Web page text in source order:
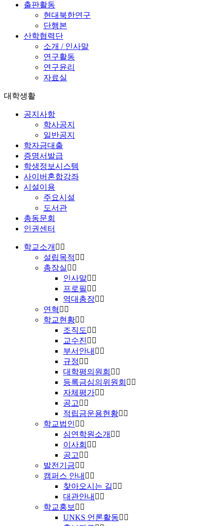
출판활동
현대북한연구
단행본
산학협력단
소개 / 인사말
연구활동
연구윤리
자료실
대학생활
공지사항
학사공지
일반공지
학자금대출
증명서발급
학생정보시스템
사이버혼합강좌
시설이용
주요시설
도서관
총동문회
인권센터
학교소개
설립목적
총장실
인사말
프로필
역대총장
연혁
학교현황
조직도
교수진
부서안내
규정
대학평의원회
등록금심의위원회
자체평가
공고
적립금운용현황
학교법인
심연학원소개
이사회
공고
발전기금
캠퍼스 안내
찾아오시는 길
대관안내
학교홍보
UNKS 언론활동